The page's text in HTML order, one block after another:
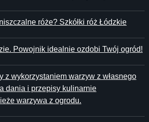
róże? Szkółki róż Łódzkie
Powojnik idealnie ozdobi Twój ogród!
z wykorzystaniem warzyw z własnego
dania i przepisy kulinarnie
warzywa z ogrodu.